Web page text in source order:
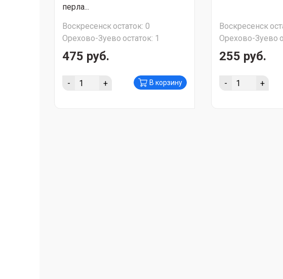
перла...
Воскресенскостаток: 0
Орехово-Зуево остаток: 1
475 руб.
- + В корзину
Воскресенск
Орехово-Зуево
255 руб.
- +